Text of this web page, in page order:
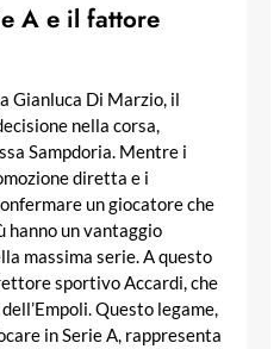
A e il fattore
Gianluca Di Marzio, il
nella corsa,
Sampdoria. Mentre i
diretta e i
un giocatore che
hanno un vantaggio
massima serie. A questo
sportivo Accardi, che
Questo legame,
in Serie A, rappresenta